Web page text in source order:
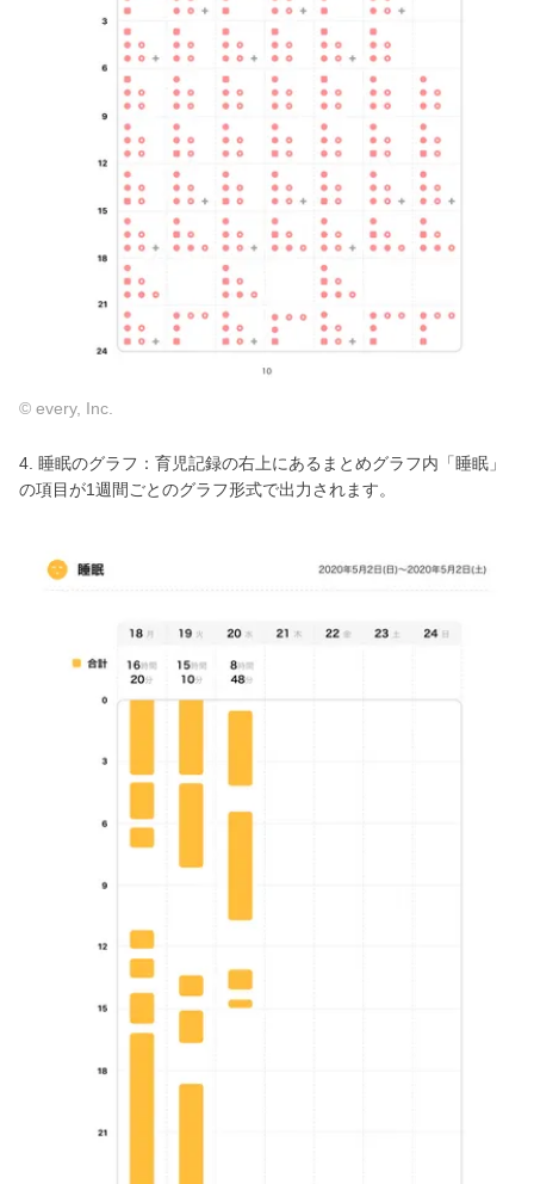
© every, Inc.
4. 睡眠のグラフ：育児記録の右上にあるまとめグラフ内「睡眠」
の項目が1週間ごとのグラフ形式で出力されます。